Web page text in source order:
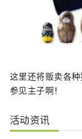
这里还将贩卖各
参见主子啊！
活动资讯